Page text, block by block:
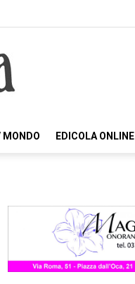
MONDO EDICOLA ONLINE